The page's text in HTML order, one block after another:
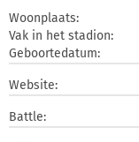
Woonplaats:
Vak in het stadion:
Geboortedatum:
Website:
Battle: